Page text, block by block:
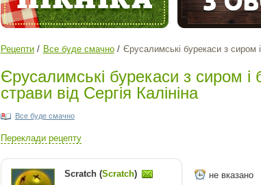
Рецепти Все буде смачно Єрусалимські бурекаси з сиром
Єрусалимські бурекаси з сиром
страви від Сергія Калініна
Все буде смачно
Переклади рецепту
Scratch (Scratch) не вказано